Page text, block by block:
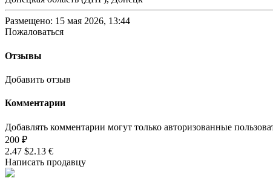
Размещено: 15 мая 2026, 13:44
Пожаловаться
Отзывы
Добавить отзыв
Комментарии
Добавлять комментарии могут только авторизованные
200 ₽
2.47 $2.13 €
Написать продавцу